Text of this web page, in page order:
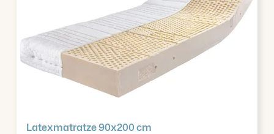
Erklärung auf unserer Website ändern oder widerrufen.
Latexmatratze 90x200 cm